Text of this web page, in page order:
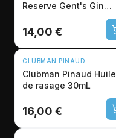
Reserve Gent's Gin
Après-Rasage 177ml
14,00 €
CLUBMAN PINAUD
Clubman Pinaud Huile
de rasage 30mL
16,00 €